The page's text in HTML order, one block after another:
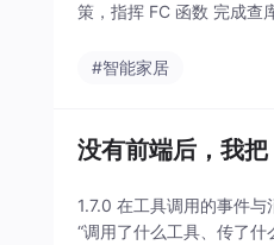
策，指挥 FC 函数 完成查
#智能家居
没有前端后，我
1.7.0 在工具调用的事件
“调用了什么工具、传了